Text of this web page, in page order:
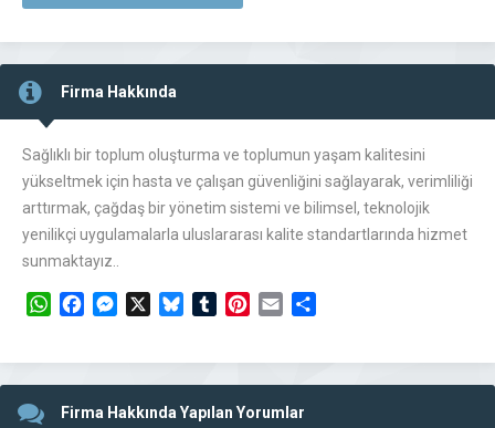
Firma Hakkında
Sağlıklı bir toplum oluşturma ve toplumun yaşam kalitesini
yükseltmek için hasta ve çalışan güvenliğini sağlayarak, verimliliği
arttırmak, çağdaş bir yönetim sistemi ve bilimsel, teknolojik
yenilikçi uygulamalarla uluslararası kalite standartlarında hizmet
sunmaktayız..
WhatsAppFacebookMessengerBlueskyTumblrPinterest
Email
Firma Hakkında Yapılan Yorumlar